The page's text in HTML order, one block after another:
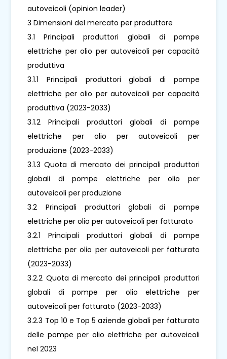
autoveicoli (opinion leader)
3 Dimensioni del mercato per produttore
3.1 Principali produttori globali di pompe
elettriche per olio per autoveicoli per capacità
produttiva
3.1.1 Principali produttori globali di pompe
elettriche per olio per autoveicoli per capacità
produttiva (2023-2033)
3.1.2 Principali produttori globali di pompe
elettriche per olio per autoveicoli per
produzione (2023-2033)
3.1.3 Quota di mercato dei principali produttori
globali di pompe elettriche per olio per
autoveicoli per produzione
3.2 Principali produttori globali di pompe
elettriche per olio per autoveicoli per fatturato
3.2.1 Principali produttori globali di pompe
elettriche per olio per autoveicoli per fatturato
(2023-2033)
3.2.2 Quota di mercato dei principali produttori
globali di pompe per olio elettriche per
autoveicoli per fatturato (2023-2033)
3.2.3 Top 10 e Top 5 aziende globali per fatturato
delle pompe per olio elettriche per autoveicoli
nel 2023